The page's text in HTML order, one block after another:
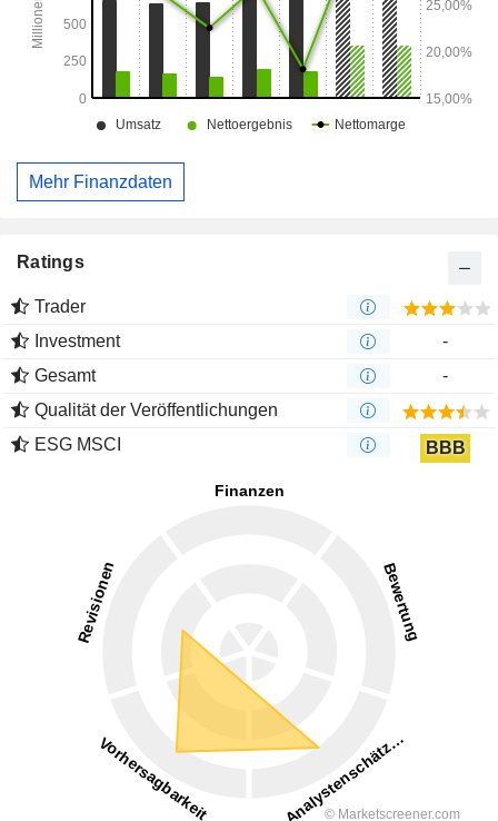
Mehr Finanzdaten
Ratings
Trader
Investment
-
Gesamt
-
Qualität der Veröffentlichungen
ESG MSCI
BBB